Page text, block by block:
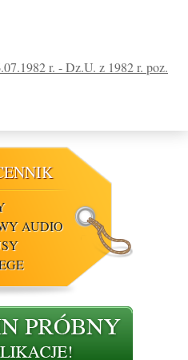
r. - Dz.U. z 1982 r. poz.
AUDIO